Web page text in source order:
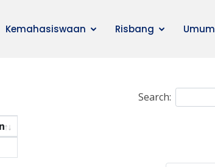
Kemahasiswaan Risbang Umum
Search: